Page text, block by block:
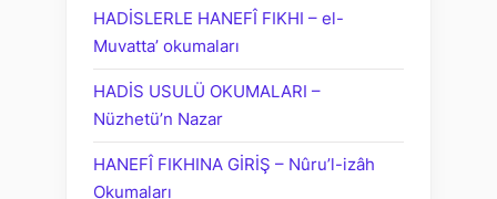
HADİSLERLE HANEFÎ FIKHI – el-
Muvatta’ okumaları
HADİS USULÜ OKUMALARI –
Nüzhetü’n Nazar
HANEFÎ FIKHINA GİRİŞ – Nûru’l-izâh
Okumaları